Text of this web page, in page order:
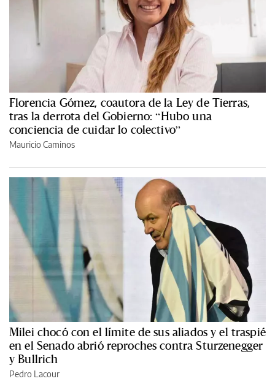
Florencia Gómez, coautora de la Ley de Tierras,
tras la derrota del Gobierno: “Hubo una
conciencia de cuidar lo colectivo”
Mauricio Caminos
Milei chocó con el límite de sus aliados y el traspié
en el Senado abrió reproches contra Sturzenegger
y Bullrich
Pedro Lacour